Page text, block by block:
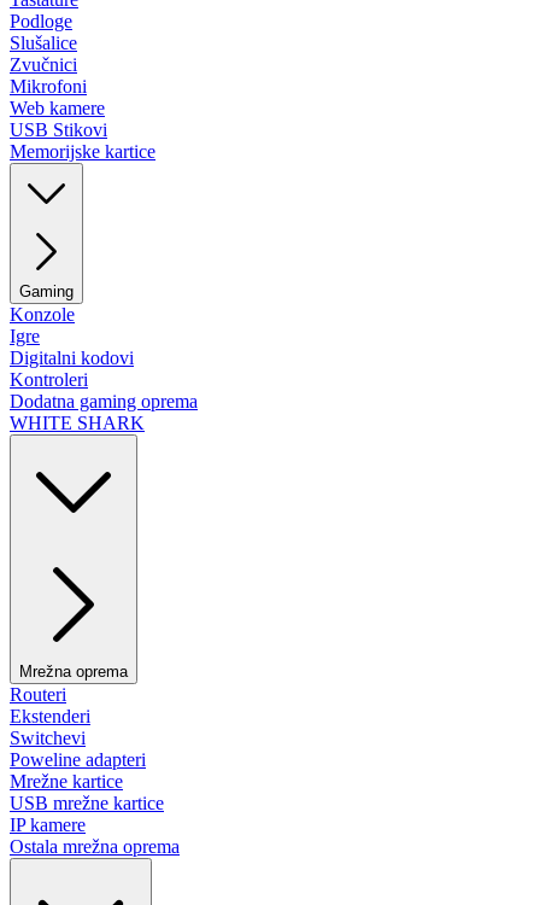
Podloge
Slušalice
Zvučnici
Mikrofoni
Web kamere
USB Stikovi
Memorijske kartice
Gaming
Konzole
Igre
Digitalni kodovi
Kontroleri
Dodatna gaming oprema
WHITE SHARK
Mrežna oprema
Routeri
Ekstenderi
Switchevi
Poweline adapteri
Mrežne kartice
USB mrežne kartice
IP kamere
Ostala mrežna oprema